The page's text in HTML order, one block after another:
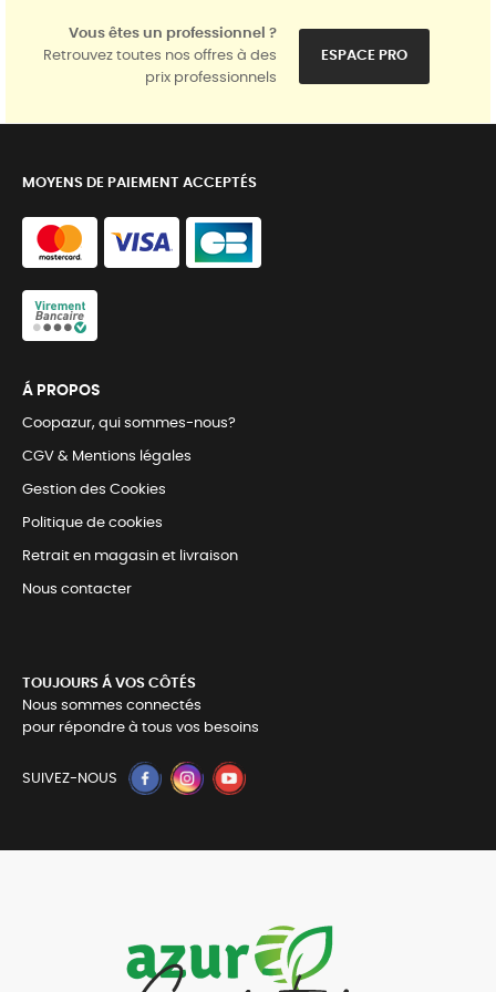
Vous êtes un professionnel ?
Retrouvez toutes nos offres à des
prix professionnels
ESPACE PRO
MOYENS DE PAIEMENT ACCEPTÉS
Á PROPOS
Coopazur, qui sommes-nous?
CGV & Mentions légales
Gestion des Cookies
Politique de cookies
Retrait en magasin et livraison
Nous contacter
TOUJOURS Á VOS CÔTÉS
Nous sommes connectés
pour répondre à tous vos besoins
SUIVEZ-NOUS